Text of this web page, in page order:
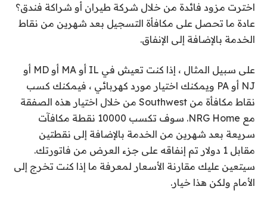
اخترت مزود فائدة من خلال شركة طيران أو شراكة فندق؟
عادة ما تحصل على مكافأة التسجيل بعد شهرين من نقاط
الخدمة بالإضافة إلى الإنفاق.
على سبيل المثال ، إذا كنت تعيش في IL أو MA أو MD أو
NJ أو PA ويمكنك اختيار مورد كهربائي ، فيمكنك كسب
نقاط مكافأة من Southwest من خلال اختيار هذه الصفقة
مع NRG Home. سوف تكسب 10000 نقطة مكافآت
سريعة بعد شهرين من الخدمة بالإضافة إلى نقطتين
مقابل 1 دولار تم إنفاقه على جزء العرض من فاتورتك.
سيتعين عليك مقارنة الأسعار لمعرفة ما إذا كنت تخرج إلى
الأمام ولكن هذا خيار.